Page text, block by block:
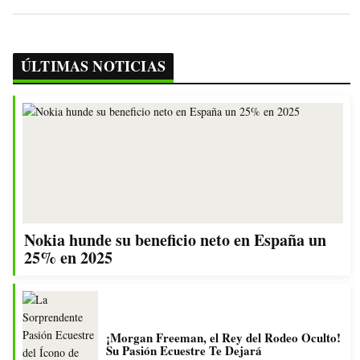
ÚLTIMAS NOTICIAS
Nokia hunde su beneficio neto en España un
25% en 2025
¡Morgan Freeman, el Rey del Rodeo Oculto!
Su Pasión Ecuestre Te Dejará